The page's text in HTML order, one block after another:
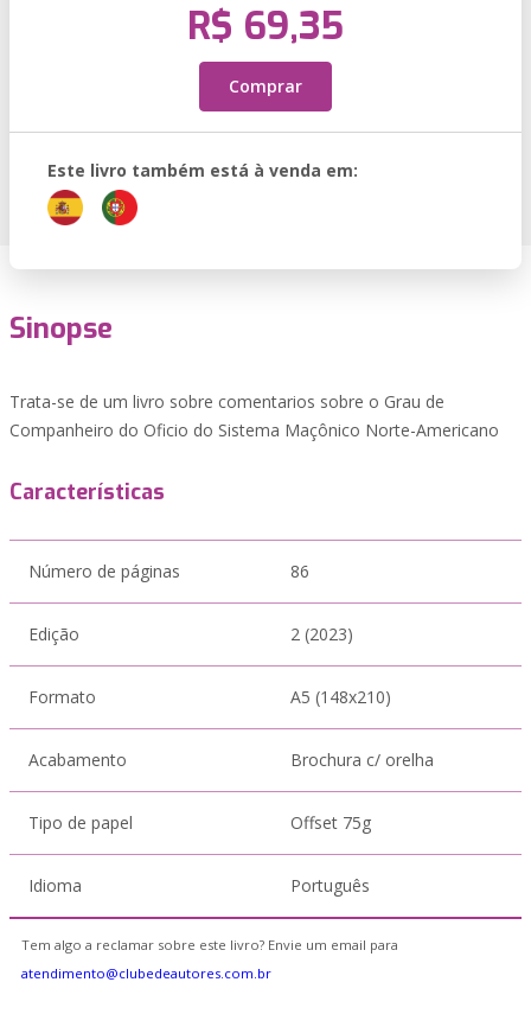
R$ 69,35
Comprar
Este livro também está à venda em:
Sinopse
Trata-se de um livro sobre comentarios sobre o Grau de
Companheiro do Oficio do Sistema Maçônico Norte-Americano
Características
Número de páginas 86
Edição 2 (2023)
Formato A5 (148x210)
Acabamento Brochura c/ orelha
Tipo de papel Offset 75g
Idioma Português
Tem algo a reclamar sobre este livro? Envie um email para
atendimento@clubedeautores.com.br